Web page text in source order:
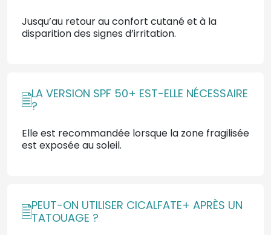
Jusqu’au retour au confort cutané et à la
disparition des signes d’irritation.
LA VERSION SPF 50+ EST-ELLE NÉCESSAIRE
?
Elle est recommandée lorsque la zone fragilisée
est exposée au soleil.
PEUT-ON UTILISER CICALFATE+ APRÈS UN
TATOUAGE ?